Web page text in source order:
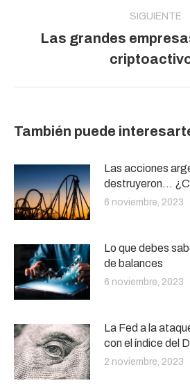
SIGUIENTE
Las grandes
También puede
Las acciones
destruyeron…
6 noviembre, 2023
Lo que debes
de balances
6 noviembre, 2023
La Fed a la
con el índice del
2 noviembre, 2023